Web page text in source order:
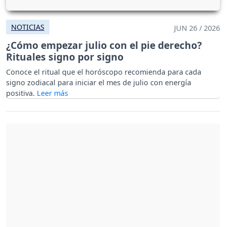
NOTICIAS JUN 26 / 2026
¿Cómo empezar julio con el pie derecho?
Rituales signo por signo
Conoce el ritual que el horóscopo recomienda para cada
signo zodiacal para iniciar el mes de julio con energía
positiva.